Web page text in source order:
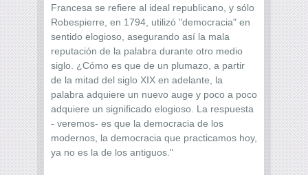
Francesa se refiere al ideal republicano, y sólo
Robespierre, en 1794, utilizó "democracia" en
sentido elogioso, asegurando así la mala
reputación de la palabra durante otro medio
siglo. ¿Cómo es que de un plumazo, a partir
de la mitad del siglo XIX en adelante, la
palabra adquiere un nuevo auge y poco a poco
adquiere un significado elogioso. La respuesta
- veremos- es que la democracia de los
modernos, la democracia que practicamos hoy,
ya no es la de los antiguos."